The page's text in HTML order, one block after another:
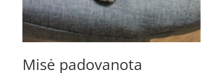
Misė padovanota